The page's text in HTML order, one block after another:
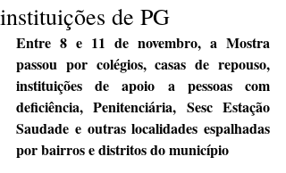
instituições de PG
Entre 8 e 11 de novembro, a Mostra
passou por colégios, casas de repouso,
instituições de apoio a pessoas com
deficiência, Penitenciária, Sesc Estação
Saudade e outras localidades espalhadas
por bairros e distritos do município